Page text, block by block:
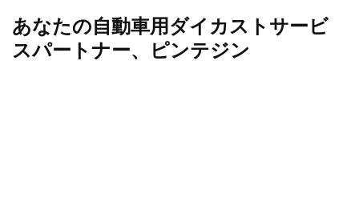
あなたの自動車用ダイカストサービ
スパートナー、ピンテジン